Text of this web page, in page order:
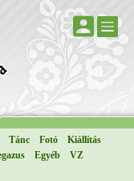
Tánc Fotó
Kiállítás
Egyéb
VZ